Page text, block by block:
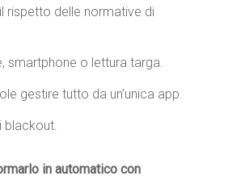
rispetto delle normative di
smartphone o lettura targa.
gestire tutto da un’unica app.
blackout.
in automatico con